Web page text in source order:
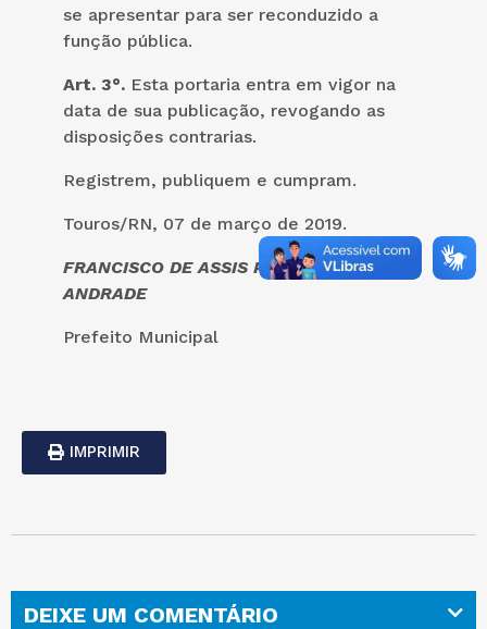
se apresentar para ser reconduzido a
função pública.
Art. 3°. Esta portaria entra em vigor na
data de sua publicação, revogando as
disposições contrarias.
Registrem, publiquem e cumpram.
Touros/RN, 07 de março de 2019.
FRANCISCO DE ASSIS PINHEIRO DE
ANDRADE
Prefeito Municipal
IMPRIMIR
DEIXE UM COMENTÁRIO